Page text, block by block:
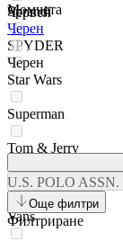
Sprandi
SPYDER
Star Wars
Superman
Tom & Jerry
U.S. POLO ASSN.
Vans
Червен
Черен
Черен
Момчета
Още филтри
Филтриране